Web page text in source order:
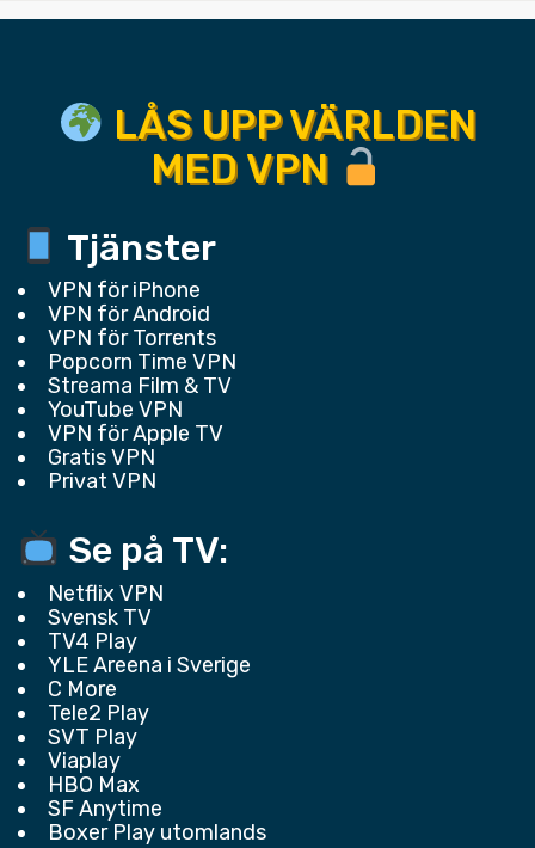
LÅS UPP VÄRLDEN
MED VPN
Tjänster
VPN för iPhone
VPN för Android
VPN för Torrents
Popcorn Time VPN
Streama Film & TV
YouTube VPN
VPN för Apple TV
Gratis VPN
Privat VPN
Se på TV:
Netflix VPN
Svensk TV
TV4 Play
YLE Areena i Sverige
C More
Tele2 Play
SVT Play
Viaplay
HBO Max
SF Anytime
Boxer Play utomlands